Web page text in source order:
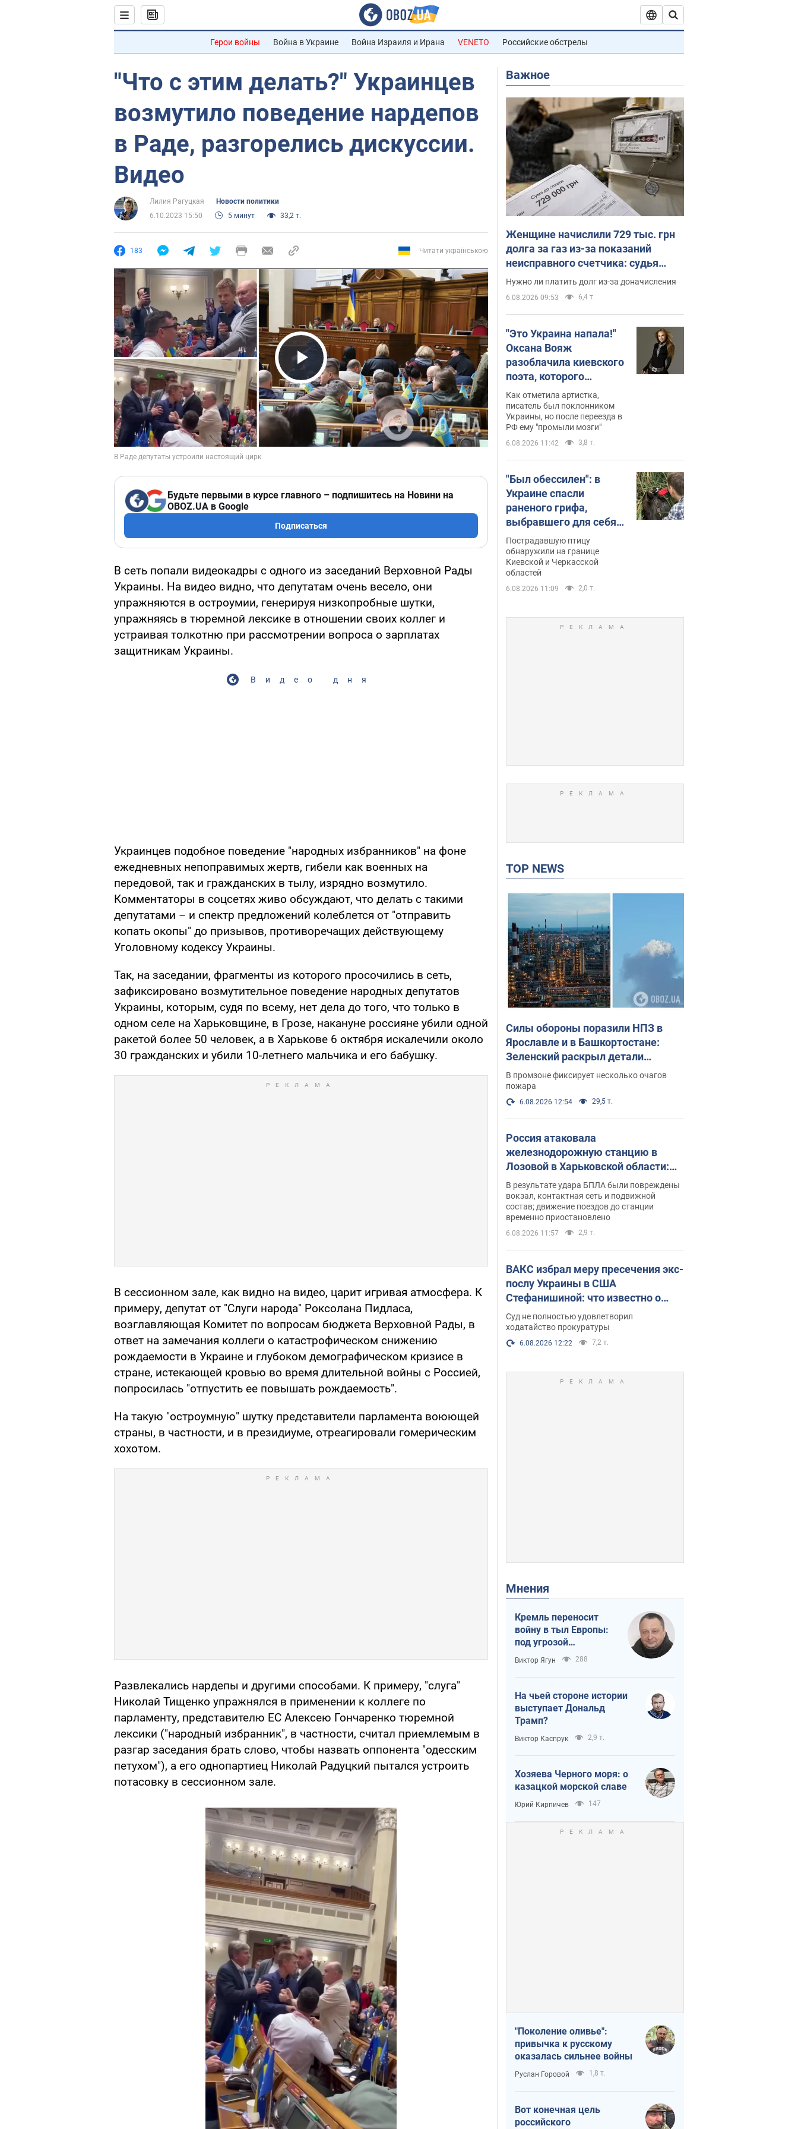
Герои войны Война в Украине Война Израиля и Ирана VENETO Российские обстрелы
"Что с этим делать?" Украинцев
возмутило поведение нардепов
в Раде, разгорелись дискуссии.
Видео
Лилия Рагуцкая
Новости политики
6.10.2023 15:50
5 минут 33,2 т.
183 Читати українською
Play Video
Будьте первыми в курсе главного – подпишитесь на Новини на
OBOZ.UA в Google
Подписаться
В сеть попали видеокадры с одного из заседаний Верховной Рады
Украины. На видео видно, что депутатам очень весело, они
упражняются в остроумии, генерируя низкопробные шутки,
упражняясь в тюремной лексике в отношении своих коллег и
устраивая толкотню при рассмотрении вопроса о зарплатах
защитникам Украины.
Видео дня
Украинцев подобное поведение "народных избранников" на фоне
ежедневных непоправимых жертв, гибели как военных на
передовой, так и гражданских в тылу, изрядно возмутило.
Комментаторы в соцсетях живо обсуждают, что делать с такими
депутатами – и спектр предложений колеблется от "отправить
копать окопы" до призывов, противоречащих действующему
Уголовному кодексу Украины.
Так, на заседании, фрагменты из которого просочились в сеть,
зафиксировано возмутительное поведение народных депутатов
Украины, которым, судя по всему, нет дела до того, что только в
одном селе на Харьковщине, в Грозе, накануне россияне убили одной
ракетой более 50 человек, а в Харькове 6 октября искалечили около
30 гражданских и убили 10-летнего мальчика и его бабушку.
В сессионном зале, как видно на видео, царит игривая атмосфера. К
примеру, депутат от "Слуги народа" Роксолана Пидласа,
возглавляющая Комитет по вопросам бюджета Верховной Рады, в
ответ на замечания коллеги о катастрофическом снижению
рождаемости в Украине и глубоком демографическом кризисе в
стране, истекающей кровью во время длительной войны с Россией,
попросилась "отпустить ее повышать рождаемость".
На такую "остроумную" шутку представители парламента воюющей
страны, в частности, и в президиуме, отреагировали гомерическим
хохотом.
Развлекались нардепы и другими способами. К примеру, "слуга"
Николай Тищенко упражнялся в применении к коллеге по
парламенту, представителю ЕС Алексею Гончаренко тюремной
лексики ("народный избранник", в частности, считал приемлемым в
разгар заседания брать слово, чтобы назвать оппонента "одесским
петухом"), а его однопартиец Николай Радуцкий пытался устроить
потасовку в сессионном зале.
Важное
Женщине начислили 729 тыс. грн
долга за газ из-за показаний
неисправного счетчика: судья
вынес неожиданное решение
Нужно ли платить долг из-за доначисления
6.08.2026 09:53 6,4 т.
"Это Украина напала!"
Оксана Вояж
разоблачила киевского
поэта, которого
"зазомбировали": он
даже русского не знал,
а теперь хочет
геноцида украинцев
Как отметила артистка,
писатель был поклонником
Украины, но после переезда в
РФ ему "промыли мозги"
6.08.2026 11:42 3,8 т.
"Был обессилен": в
Украине спасли
раненого грифа,
выбравшего для себя
нетипичный маршрут.
Фото
Пострадавшую птицу
обнаружили на границе
Киевской и Черкасской
областей
6.08.2026 11:09 2,0 т.
TOP NEWS
Силы обороны поразили НПЗ в
Ярославле и в Башкортостане:
Зеленский раскрыл детали
операции. Фото и видео
В промзоне фиксирует несколько очагов
пожара
6.08.2026 12:54 29,5 т.
Россия атаковала
железнодорожную станцию в
Лозовой в Харьковской области:
есть погибшие и раненые
В результате удара БПЛА были повреждены
вокзал, контактная сеть и подвижной
состав; движение поездов до станции
временно приостановлено
6.08.2026 11:57 2,9 т.
ВАКС избрал меру пресечения экс-
послу Украины в США
Стефанишиной: что известно о
деле
Суд не полностью удовлетворил
ходатайство прокуратуры
6.08.2026 12:22 7,2 т.
Мнения
Кремль переносит
войну в тыл Европы:
под угрозой
критическая
логистика
Виктор Ягун 288
На чьей стороне истории
выступает Дональд
Трамп?
Виктор Каспрук 2,9 т.
Хозяева Черного моря: о
казацкой морской славе
Юрий Кирпичев 147
"Поколение оливье":
привычка к русскому
оказалась сильнее войны
Руслан Горовой 1,8 т.
Вот конечная цель
российского